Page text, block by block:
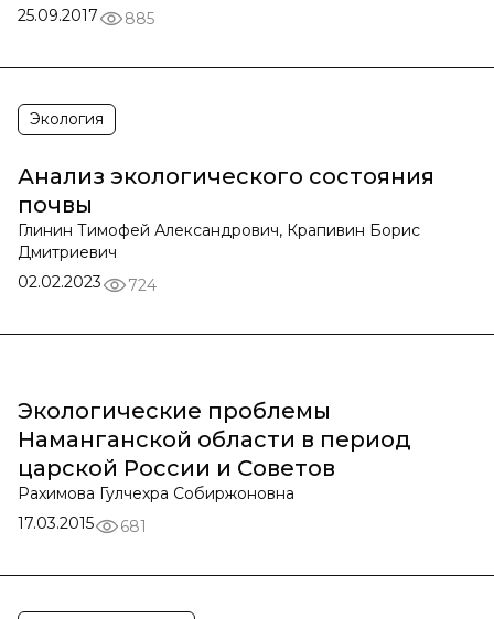
25.09.2017
885
Экология
Анализ экологического состояния
почвы
Глинин Тимофей Александрович, Крапивин Борис
Дмитриевич
02.02.2023
724
Экологические проблемы
Наманганской области в период
царской России и Советов
Рахимова Гулчехра Собиржоновна
17.03.2015
681